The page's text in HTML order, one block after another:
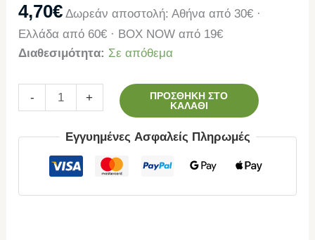
4,70€ Δωρεάν αποστολή: Αθήνα από 30€ ·
Ελλάδα από 60€ · BOX NOW από 19€
Διαθεσιμότητα: Σε απόθεμα
- +
ΠΡΟΣΘΉΚΗ ΣΤΟ
ΚΑΛΆΘΙ
Εγγυημένες Ασφαλείς Πληρωμές